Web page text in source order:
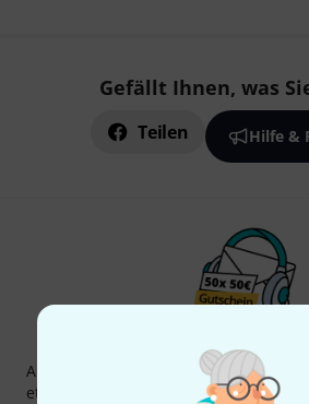
Gefällt Ihnen, was
Teilen Hilfe &
Thomann
Abonniere den Thomann Newsletter
etwas Glück einen von
50 Gutscheinen